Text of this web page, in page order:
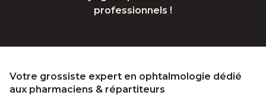
professionnels !
Votre grossiste expert en ophtalmologie dédié
aux pharmaciens & répartiteurs